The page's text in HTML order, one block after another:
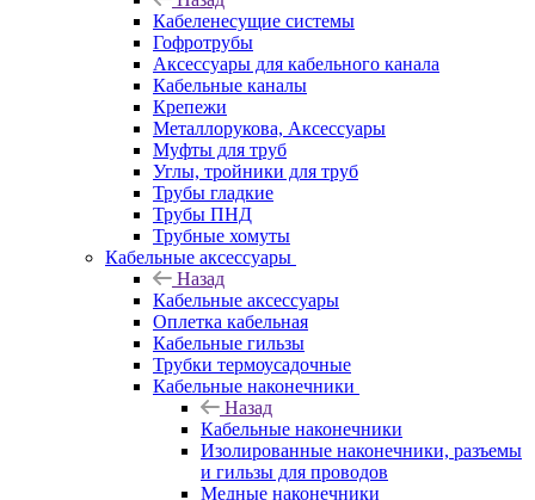
Кабеленесущие системы
Гофротрубы
Аксессуары для кабельного канала
Кабельные каналы
Крепежи
Металлорукова, Аксессуары
Муфты для труб
Углы, тройники для труб
Трубы гладкие
Трубы ПНД
Трубные хомуты
Кабельные аксессуары
Назад
Кабельные аксессуары
Оплетка кабельная
Кабельные гильзы
Трубки термоусадочные
Кабельные наконечники
Назад
Кабельные наконечники
Изолированные наконечники, разъемы
и гильзы для проводов
Медные наконечники